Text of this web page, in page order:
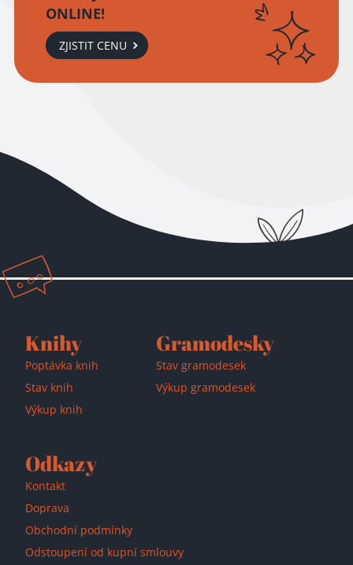
ONLINE!
ZJISTIT CENU
Přidáno do košíku!
Knihy
Poptávka knih
Stav knih
Výkup knih
Gramodesky
Stav gramodesek
Výkup gramodesek
Odkazy
Kontakt
Doprava
Obchodní podmínky
Odstoupení od kupní smlouvy